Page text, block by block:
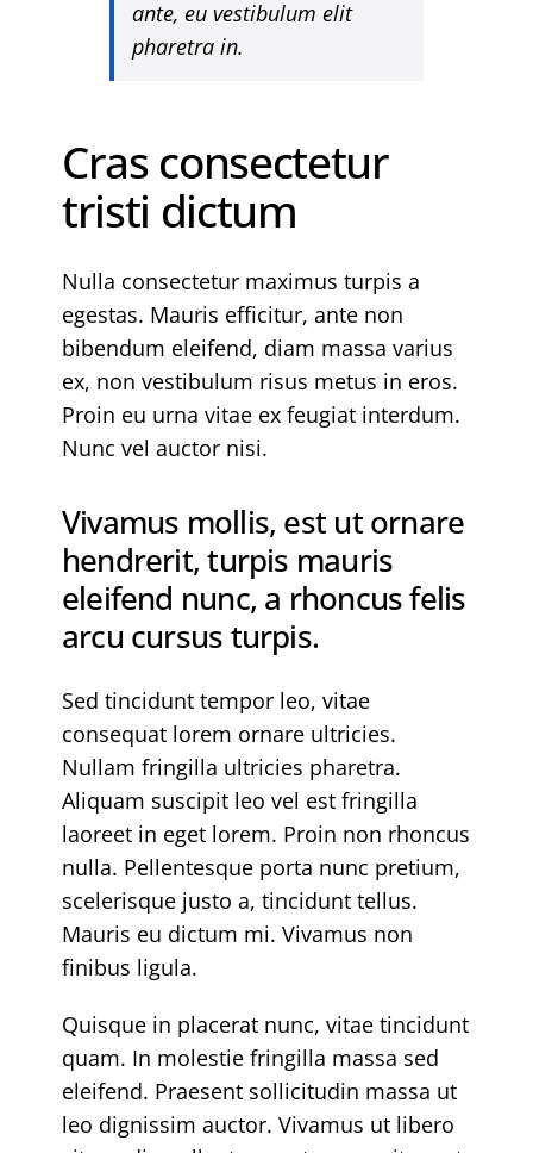
ante, eu vestibulum elit
pharetra in.
Cras consectetur
tristi dictum
Nulla consectetur maximus turpis a
egestas. Mauris efficitur, ante non
bibendum eleifend, diam massa varius
ex, non vestibulum risus metus in eros.
Proin eu urna vitae ex feugiat interdum.
Nunc vel auctor nisi.
Vivamus mollis, est ut ornare
hendrerit, turpis mauris
eleifend nunc, a rhoncus felis
arcu cursus turpis.
Sed tincidunt tempor leo, vitae
consequat lorem ornare ultricies.
Nullam fringilla ultricies pharetra.
Aliquam suscipit leo vel est fringilla
laoreet in eget lorem. Proin non rhoncus
nulla. Pellentesque porta nunc pretium,
scelerisque justo a, tincidunt tellus.
Mauris eu dictum mi. Vivamus non
finibus ligula.
Quisque in placerat nunc, vitae tincidunt
quam. In molestie fringilla massa sed
eleifend. Praesent sollicitudin massa ut
leo dignissim auctor. Vivamus ut libero